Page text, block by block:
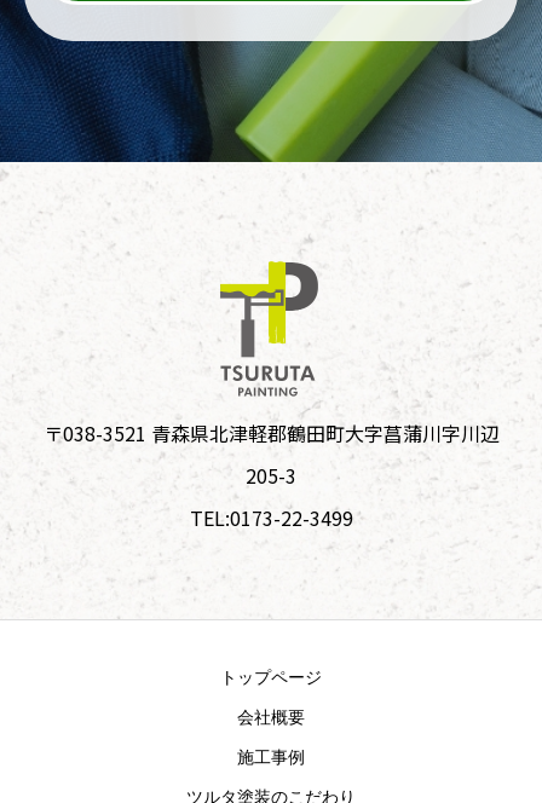
〒038-3521 青森県北津軽郡鶴田町大字菖蒲川字川辺
205-3
TEL:0173-22-3499
トップページ
会社概要
施工事例
ツルタ塗装のこだわり